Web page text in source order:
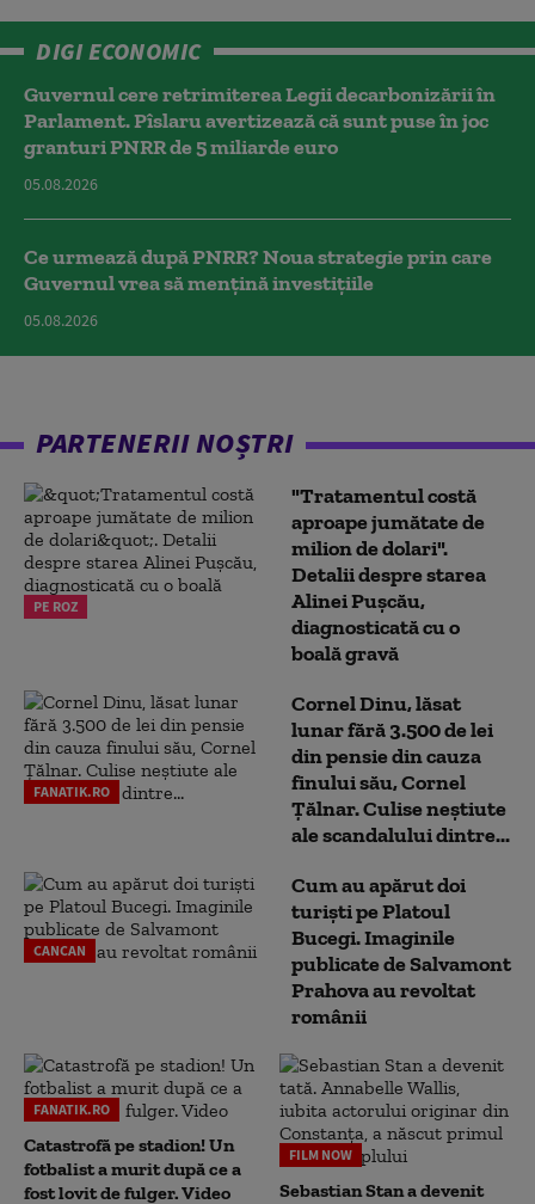
DIGI ECONOMIC
Guvernul cere retrimiterea Legii decarbonizării în
Parlament. Pîslaru avertizează că sunt puse în joc
granturi PNRR de 5 miliarde euro
05.08.2026
Ce urmează după PNRR? Noua strategie prin care
Guvernul vrea să mențină investițiile
05.08.2026
PARTENERII NOȘTRI
PE ROZ
"Tratamentul costă
aproape jumătate de
milion de dolari".
Detalii despre starea
Alinei Pușcău,
diagnosticată cu o
boală gravă
FANATIK.RO
Cornel Dinu, lăsat
lunar fără 3.500 de lei
din pensie din cauza
finului său, Cornel
Țălnar. Culise neștiute
ale scandalului dintre...
CANCAN
Cum au apărut doi
turiști pe Platoul
Bucegi. Imaginile
publicate de Salvamont
Prahova au revoltat
românii
FANATIK.RO
Catastrofă pe stadion! Un
fotbalist a murit după ce a
fost lovit de fulger. Video
FILM NOW
Sebastian Stan a devenit